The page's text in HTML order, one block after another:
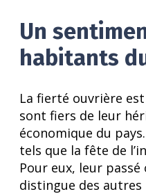
Un
habitants
La fierté ouvrière
sont fiers de leur
économique du
tels que la fête de
Pour eux, leur passé
distingue des